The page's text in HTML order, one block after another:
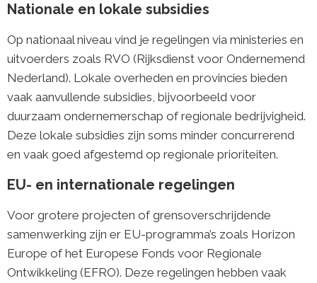
Nationale en lokale subsidies
Op nationaal niveau vind je regelingen via ministeries en
uitvoerders zoals RVO (Rijksdienst voor Ondernemend
Nederland). Lokale overheden en provincies bieden
vaak aanvullende subsidies, bijvoorbeeld voor
duurzaam ondernemerschap of regionale bedrijvigheid.
Deze lokale subsidies zijn soms minder concurrerend
en vaak goed afgestemd op regionale prioriteiten.
EU- en internationale regelingen
Voor grotere projecten of grensoverschrijdende
samenwerking zijn er EU-programma’s zoals Horizon
Europe of het Europese Fonds voor Regionale
Ontwikkeling (EFRO). Deze regelingen hebben vaak